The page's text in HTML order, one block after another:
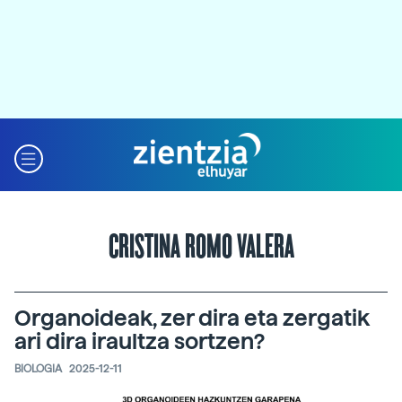
CRISTINA ROMO VALERA
Organoideak, zer dira eta zergatik
ari dira iraultza sortzen?
BIOLOGIA 2025-12-11